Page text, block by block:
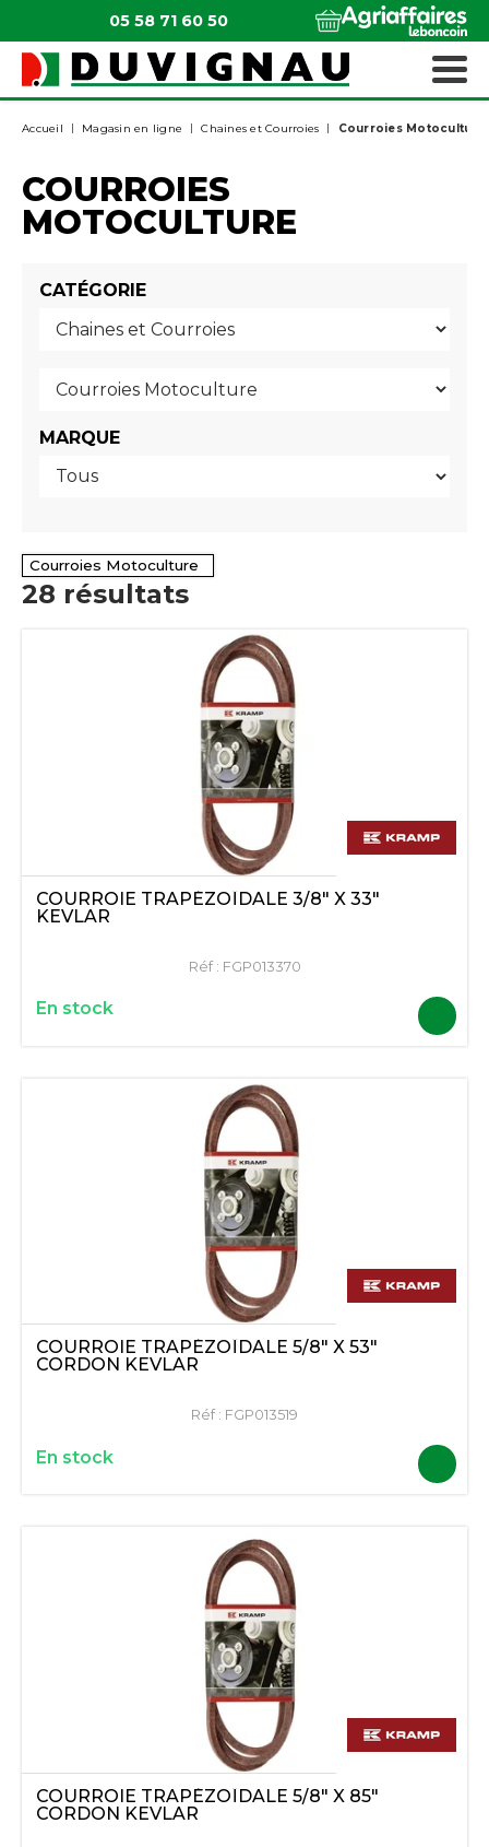
05 58 71 60 50
Accueil Magasin en ligne Chaines et Courroies Courroies Motoculture
COURROIES
MOTOCULTURE
CATÉGORIE
MARQUE
Courroies Motoculture
28 résultats
COURROIE TRAPÉZOÏDALE 3/8" X 33"
KEVLAR
Réf : FGP013370
En stock
COURROIE TRAPÉZOÏDALE 5/8" X 53"
CORDON KEVLAR
Réf : FGP013519
En stock
COURROIE TRAPÉZOÏDALE 5/8" X 85"
CORDON KEVLAR